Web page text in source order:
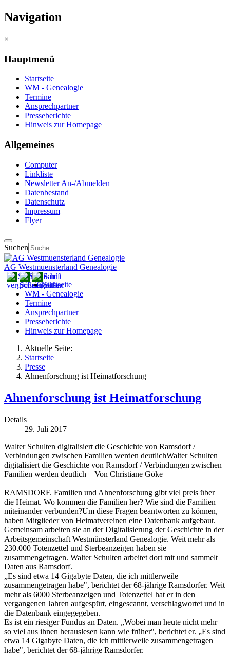
Navigation
×
Hauptmenü
Startseite
WM - Genealogie
Termine
Ansprechpartner
Presseberichte
Hinweis zur Homepage
Allgemeines
Computer
Linkliste
Newsletter An-/Abmelden
Datenbestand
Datenschutz
Impressum
Flyer
Suchen
AG Westmuensterland Genealogie
Startseite
WM - Genealogie
Termine
Ansprechpartner
Presseberichte
Hinweis zur Homepage
Aktuelle Seite:
Startseite
Presse
Ahnenforschung ist Heimatforschung
Ahnenforschung ist Heimatforschung
Details
29. Juli 2017
Walter Schulten digitalisiert die Geschichte von Ramsdorf /
Verbindungen zwischen Familien werden deutlichWalter Schulten
digitalisiert die Geschichte von Ramsdorf / Verbindungen zwischen
Familien werden deutlich Von Christiane Göke
RAMSDORF. Familien und Ahnenforschung gibt viel preis über
die Heimat. Wo kommen die Familien her? Wie sind die Familien
miteinander verbunden?Um diese Fragen beantworten zu können,
haben Mitglieder von Heimatvereinen eine Datenbank aufgebaut.
Gemeinsam arbeiten sie an der Digitalisierung der Geschichte in der
Arbeitsgemeinschaft Westmünsterland Genealogie. Weit mehr als
230.000 Totenzettel und Sterbeanzeigen haben sie
zusammengetragen. Walter Schulten arbeitet dort mit und sammelt
Daten aus Ramsdorf.
„Es sind etwa 14 Gigabyte Daten, die ich mittlerweile
zusammengetragen habe", berichtet der 68-jährige Ramsdorfer. Weit
mehr als 6000 Sterbeanzeigen und Totenzettel hat er in den
vergangenen Jahren aufgespürt, eingescannt, verschlagwortet und in
die Datenbank eingegegeben.
Es ist ein riesiger Fundus an Daten. „Wobei man heute nicht mehr
so viel aus ihnen herauslesen kann wie früher", berichtet er. „Es sind
etwa 14 Gigabyte Daten, die ich mittlerweile zusammengetragen
habe", berichtet der 68-jährige Ramsdorfer.